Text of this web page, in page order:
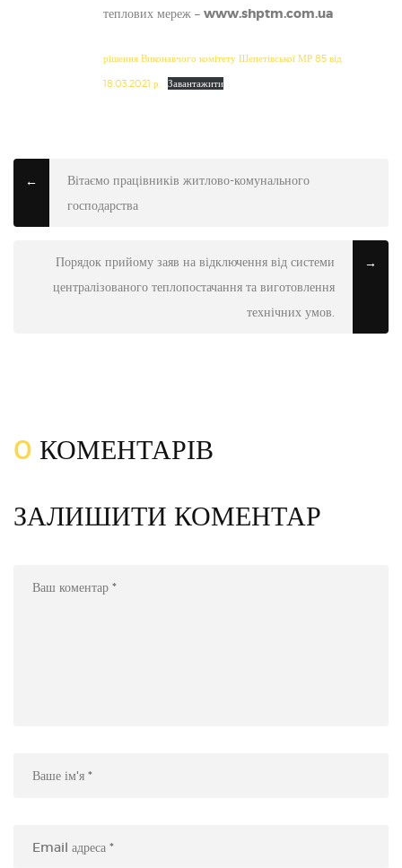
теплових мереж – www.shptm.com.ua
рішення Виконавчого комітету Шепетівської МР 85 від
18.03.2021 р. Завантажити
←
Вітаємо працівників житлово-комунального
господарства
Порядок прийому заяв на відключення від системи
централізованого теплопостачання та виготовлення
технічних умов.
→
0 КОМЕНТАРІВ
ЗАЛИШИТИ КОМЕНТАР